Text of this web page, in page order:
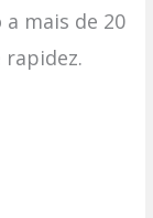
mais de 20
rapidez.